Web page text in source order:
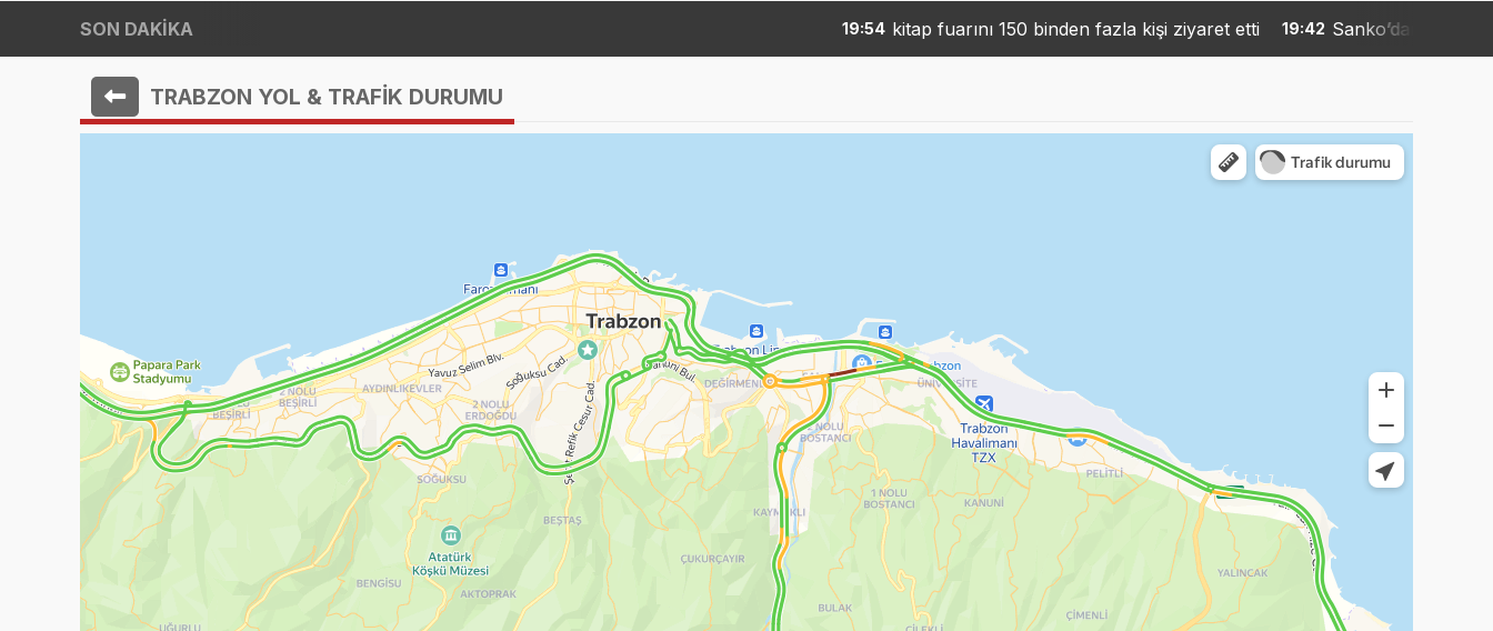
SON DAKİKA 19:54 kitap fuarını 150 binden fazla kişi ziyaret etti 19:42 Sanko’dan robotik
TRABZON YOL & TRAFİK DURUMU